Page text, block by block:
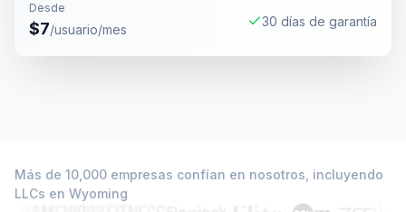
Desde
$7/usuario/mes
30 días de garantía
Más de 10,000 empresas confían en nosotros, incluyendo
LLCs en Wyoming